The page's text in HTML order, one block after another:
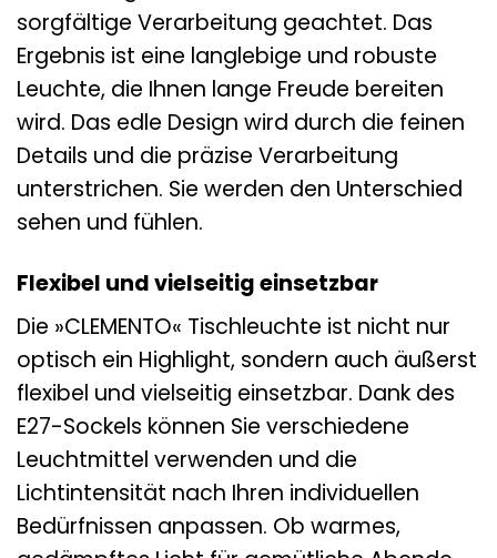
sorgfältige Verarbeitung geachtet. Das
Ergebnis ist eine langlebige und robuste
Leuchte, die Ihnen lange Freude bereiten
wird. Das edle Design wird durch die feinen
Details und die präzise Verarbeitung
unterstrichen. Sie werden den Unterschied
sehen und fühlen.
Flexibel und vielseitig einsetzbar
Die »CLEMENTO« Tischleuchte ist nicht nur
optisch ein Highlight, sondern auch äußerst
flexibel und vielseitig einsetzbar. Dank des
E27-Sockels können Sie verschiedene
Leuchtmittel verwenden und die
Lichtintensität nach Ihren individuellen
Bedürfnissen anpassen. Ob warmes,